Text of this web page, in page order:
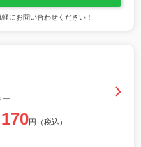
にお問い合わせください！
円（税込）